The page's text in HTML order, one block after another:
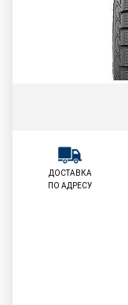
ДОСТАВКА
ПО АДРЕСУ